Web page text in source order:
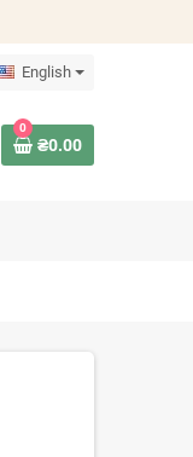
English
0
₴0.00